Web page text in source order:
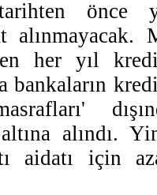
önce
alınmayacak.
her yıl
bankaların
alındı.
aidatı için